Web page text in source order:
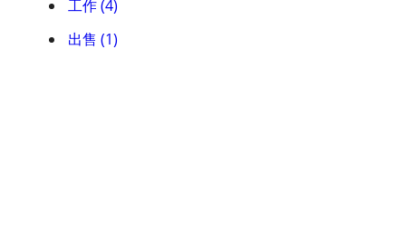
工作 (4)
出售 (1)